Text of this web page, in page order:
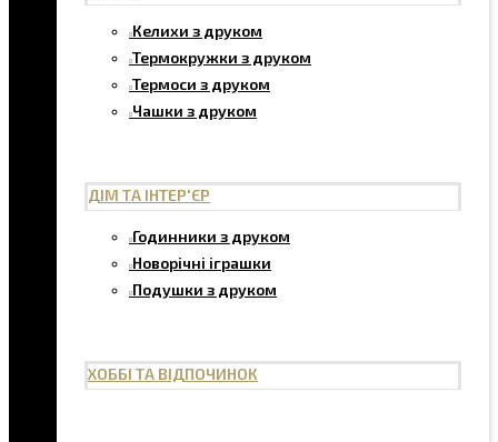
Келихи з друком
Термокружки з друком
Термоси з друком
Чашки з друком
ДІМ ТА ІНТЕР'ЄР
Годинники з друком
Новорічні іграшки
Подушки з друком
ХОББІ ТА ВІДПОЧИНОК